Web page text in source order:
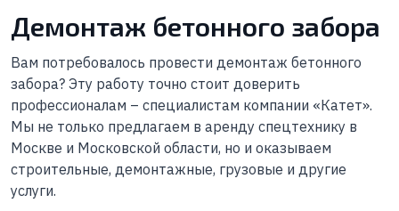
Демонтаж бетонного забора
Вам потребовалось провести демонтаж бетонного
забора? Эту работу точно стоит доверить
профессионалам – специалистам компании «Катет».
Мы не только предлагаем в аренду спецтехнику в
Москве и Московской области, но и оказываем
строительные, демонтажные, грузовые и другие
услуги.